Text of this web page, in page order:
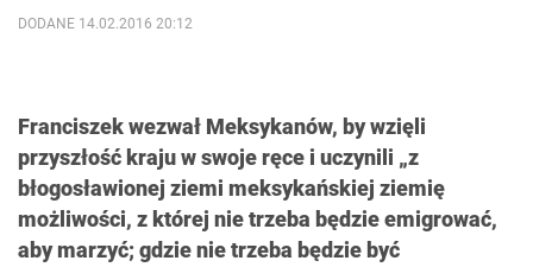
Franciszek wezwał Meksykanów, by wzięli
przyszłość kraju w swoje ręce i uczynili „z
błogosławionej ziemi meksykańskiej ziemię
możliwości, z której nie trzeba będzie emigrować,
aby marzyć; gdzie nie trzeba będzie być
DODANE 14.02.2016 20:12